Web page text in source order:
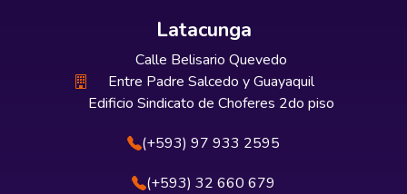
Latacunga
Calle Belisario Quevedo
Entre Padre Salcedo y Guayaquil
Edificio Sindicato de Choferes 2do piso
(+593) 97 933 2595
(+593) 32 660 679